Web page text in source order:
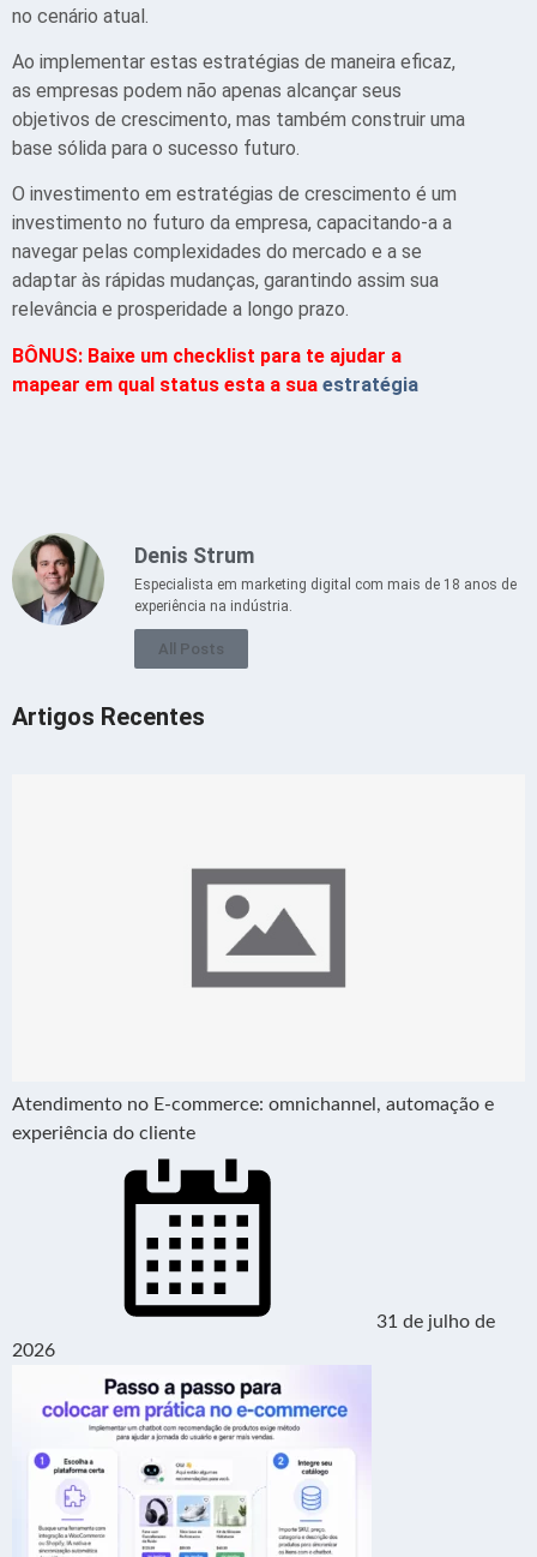
no cenário atual.
Ao implementar estas estratégias de maneira eficaz,
as empresas podem não apenas alcançar seus
objetivos de crescimento, mas também construir uma
base sólida para o sucesso futuro.
O investimento em estratégias de crescimento é um
investimento no futuro da empresa, capacitando-a a
navegar pelas complexidades do mercado e a se
adaptar às rápidas mudanças, garantindo assim sua
relevância e prosperidade a longo prazo.
BÔNUS: Baixe um checklist para te ajudar a
mapear em qual status esta a sua estratégia
Denis Strum
Especialista em marketing digital com mais de 18 anos de
experiência na indústria.
All Posts
Artigos Recentes
Atendimento no E-commerce: omnichannel, automação e
experiência do cliente
31 de julho de
2026